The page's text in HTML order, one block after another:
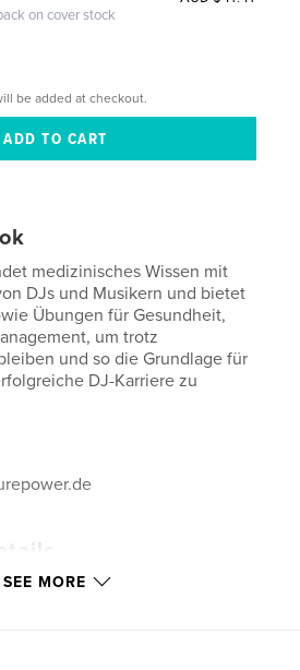
on cover stock
be added at checkout.
medizinisches Wissen mit
DJs und Musikern und bietet
Übungen für Gesundheit,
um trotz
und so die Grundlage für
DJ-Karriere zu
Medicine & Science
SEE MORE